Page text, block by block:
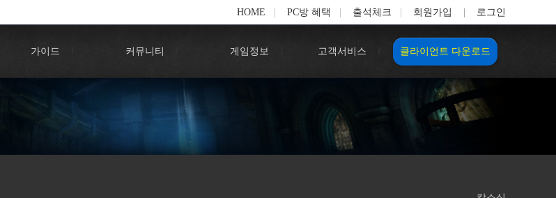
HOME PC방 혜택 출석체크 회원가입 로그인
가이드 커뮤니티 게임정보 고객서비스 클라이언트 다운로드